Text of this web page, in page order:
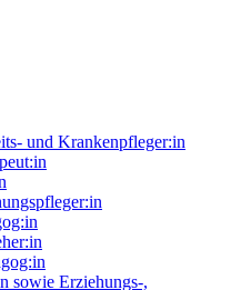
und Krankenpfleger:in
sowie Erziehungs-,